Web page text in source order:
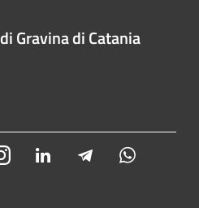
Gravina di Catania
Instagram LinkedIn Telegram